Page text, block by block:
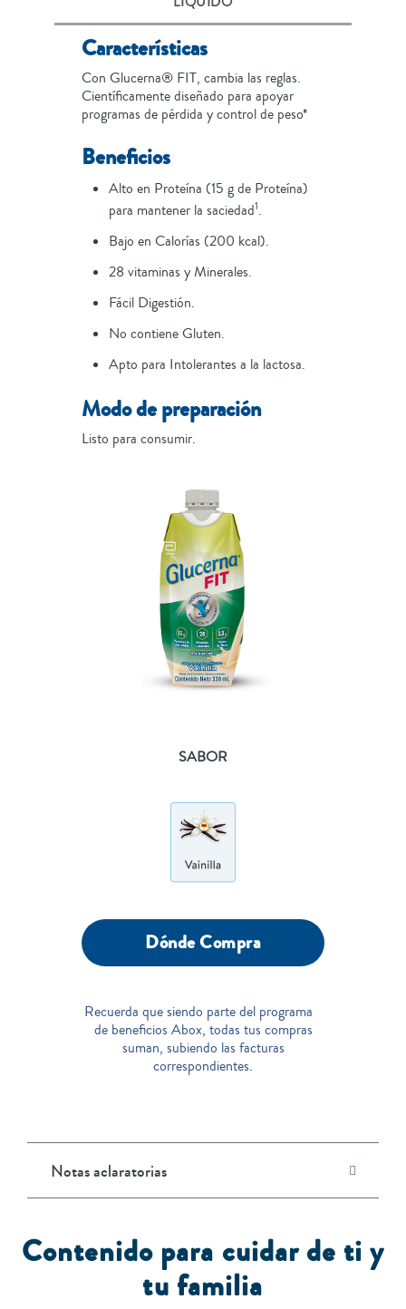
Características
Con Glucerna® FIT, cambia las reglas.
Científicamente diseñado para apoyar
programas de pérdida y control de peso*
Beneficios
Alto en Proteína (15 g de Proteína)
para mantener la saciedad1.
Bajo en Calorías (200 kcal).
28 vitaminas y Minerales.
Fácil Digestión.
No contiene Gluten.
Apto para Intolerantes a la lactosa.
Modo de preparación
Listo para consumir.
SABOR
Dónde Compra
Recuerda que siendo parte del programa
de beneficios Abox, todas tus compras
suman, subiendo las facturas
correspondientes.
Notas aclaratorias
Contenido para cuidar de ti y
tu familia